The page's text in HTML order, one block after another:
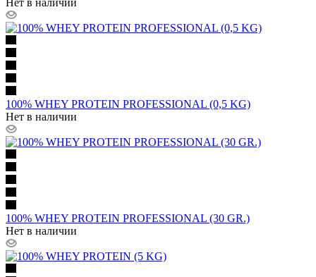
Нет в наличии
100% WHEY PROTEIN PROFESSIONAL (0,5 KG)
Нет в наличии
100% WHEY PROTEIN PROFESSIONAL (30 GR.)
Нет в наличии